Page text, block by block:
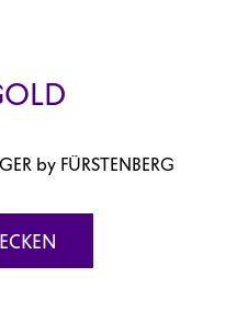
by FÜRSTENBERG